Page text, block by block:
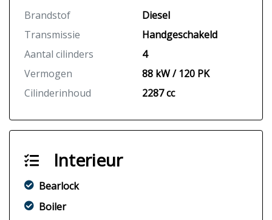
Brandstof
Diesel
Transmissie
Handgeschakeld
Aantal cilinders
4
Vermogen
88 kW / 120 PK
Cilinderinhoud
2287 cc
Interieur
Bearlock
Boiler